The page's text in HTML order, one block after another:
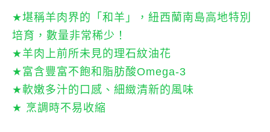
★堪稱羊肉界的「和羊」，紐西蘭南島高地特別
培育，數量非常稀少！
★羊肉上前所未見的理石紋油花
★富含豐富不飽和脂肪酸Omega-3
★軟嫩多汁的口感、細緻清新的風味
★ 烹調時不易收縮